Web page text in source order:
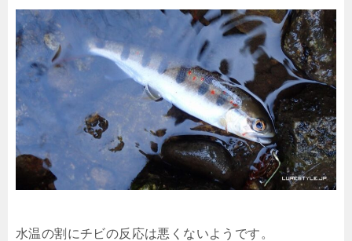
水温の割にチビの反応は悪くないようです。